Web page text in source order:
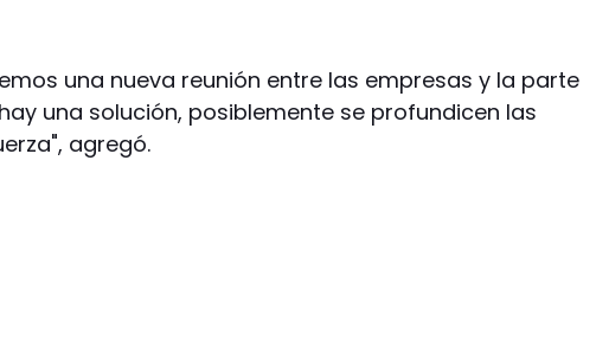
una nueva reunión entre las empresas y la parte
una solución, posiblemente se profundicen las
agregó.